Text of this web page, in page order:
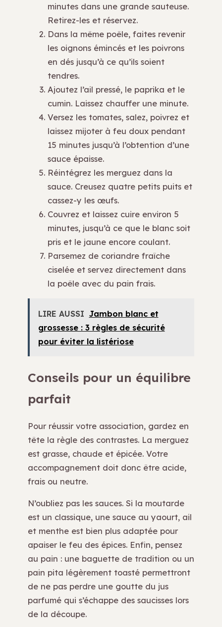
minutes dans une grande sauteuse.
Retirez-les et réservez.
Dans la même poêle, faites revenir
les oignons émincés et les poivrons
en dés jusqu’à ce qu’ils soient
tendres.
Ajoutez l’ail pressé, le paprika et le
cumin. Laissez chauffer une minute.
Versez les tomates, salez, poivrez et
laissez mijoter à feu doux pendant
15 minutes jusqu’à l’obtention d’une
sauce épaisse.
Réintégrez les merguez dans la
sauce. Creusez quatre petits puits et
cassez-y les œufs.
Couvrez et laissez cuire environ 5
minutes, jusqu’à ce que le blanc soit
pris et le jaune encore coulant.
Parsemez de coriandre fraîche
ciselée et servez directement dans
la poêle avec du pain frais.
LIRE AUSSI Jambon blanc et
grossesse : 3 règles de sécurité
pour éviter la listériose
Conseils pour un équilibre
parfait
Pour réussir votre association, gardez en
tête la règle des contrastes. La merguez
est grasse, chaude et épicée. Votre
accompagnement doit donc être acide,
frais ou neutre.
N’oubliez pas les sauces. Si la moutarde
est un classique, une sauce au yaourt, ail
et menthe est bien plus adaptée pour
apaiser le feu des épices. Enfin, pensez
au pain : une baguette de tradition ou un
pain pita légèrement toasté permettront
de ne pas perdre une goutte du jus
parfumé qui s’échappe des saucisses lors
de la découpe.